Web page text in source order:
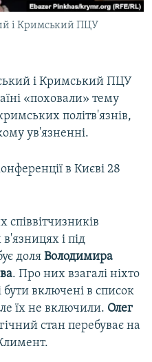
і Кримський ПЦУ
і Кримський ПЦУ
«поховали» тему
політв'язнів,
ув'язненні.
в Києві 28
і під
доля Володимира
. Про них взагалі ніхто
включені в список
їх не включили. Олег
стан перебуває на